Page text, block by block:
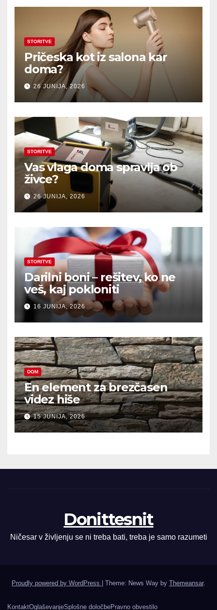
STORITVE
Pričeska kot iz salona kar
doma?
26 JUNIJA, 2026
STORITVE
Vas vlaga doma spravlja ob
živce?
26 JUNIJA, 2026
STORITVE
Darilni boni – rešitev, ko ne
veš, kaj pokloniti
16 JUNIJA, 2026
DOM
En element za brezčasen
videz hiše
15 JUNIJA, 2026
Donittesnit
Ničesar v življenju se ni treba bati, treba je samo razumeti
Proudly powered by WordPress Theme: News Way by Themeansar.
KontaktOglaševanjeSplošne določbePravno obvestilo